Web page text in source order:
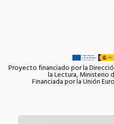
Proyecto financiado por la
la Lectura, Ministerio
Financiada por la Unión